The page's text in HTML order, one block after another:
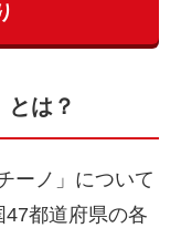
とは？
ーノ」について
都道府県の各